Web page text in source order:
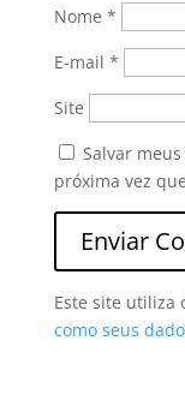
Nome *
E-mail *
Site
Salvar
próxima vez
Este site utiliza
como seus